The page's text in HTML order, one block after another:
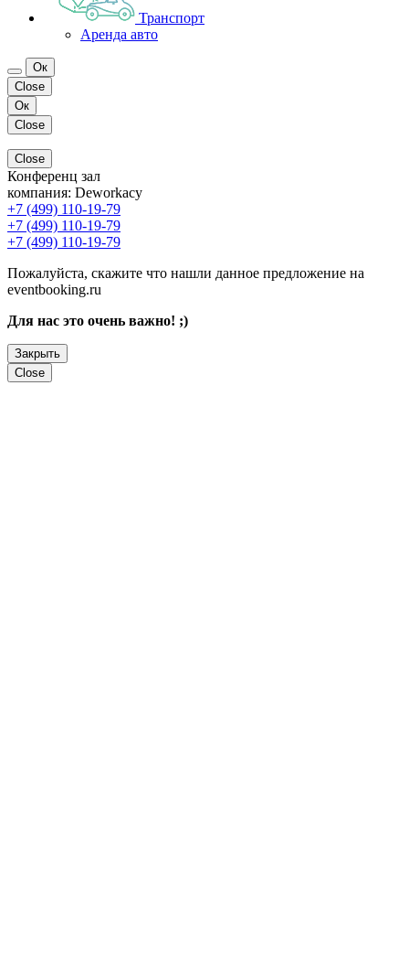
Транспорт
Аренда авто
Ок
Close
Ок
Close
Close
Конференц зал
компания: Deworkacy
+7 (499) 110-19-79
+7 (499) 110-19-79
+7 (499) 110-19-79
Пожалуйста, скажите что нашли данное предложение на
eventbooking.ru
Для нас это очень важно! ;)
Закрыть
Close